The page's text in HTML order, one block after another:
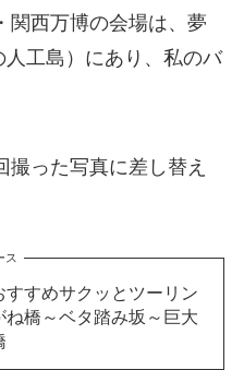
関西万博の会場は、夢
工島）にあり、私のバ
撮った写真に差し替え
ス
すすめサクッとツーリン
ね橋～ベタ踏み坂～巨大